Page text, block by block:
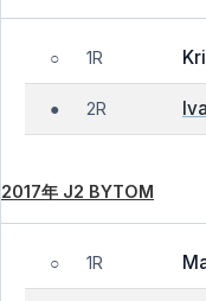
○ 1R
● 2R
2017年 J2 BYTOM
○ 1R